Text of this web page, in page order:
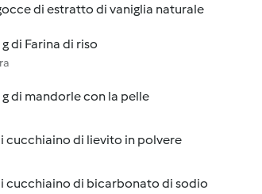
di estratto di vaniglia naturale
di Farina di riso
g di mandorle con la pelle
cucchiaino di lievito in polvere
cucchiaino di bicarbonato di sodio